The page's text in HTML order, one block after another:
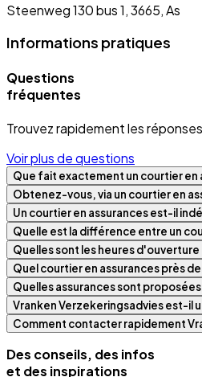
Steenweg 130 bus 1, 3665, As
Informations pratiques
Questions
fréquentes
Trouvez rapidement les
Voir plus de questions
Que fait exactement un courtier en
Obtenez-vous, via un courtier en
Un courtier en assurances est-il
Quelle est la différence entre un
Quelles sont les heures
Quel courtier en assurances près de
Quelles assurances sont
Vranken Verzekeringsadvies est-il
Comment contacter rapidement
Des conseils, des infos
et des inspirations